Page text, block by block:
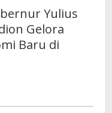
Bantuan
Gubernur
Yulius
Selvanus
Peluang
Yulius
Gelora
Baru di